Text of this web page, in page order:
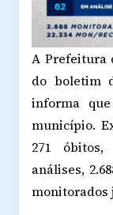
A Prefeitura
do boletim
informa
município.
271 óbitos,
análises,
monitorados